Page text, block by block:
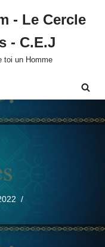
- Le Cercle
- C.E.J
toi un Homme